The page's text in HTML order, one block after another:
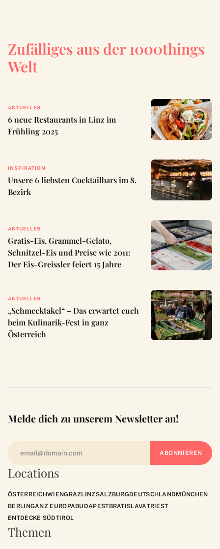
Zufälliges aus der 1000things
Welt
AKTUELLES
6 neue Restaurants in Linz im
Frühling 2025
INSPIRATION
Unsere 6 liebsten Cocktailbars im 8.
Bezirk
AKTUELLES
Gratis-Eis, Grammel-Gelato,
Schnitzel-Eis und Preise wie 2011:
Der Eis-Greissler feiert 15 Jahre
AKTUELLES
„Schmecktakel“ – Das erwartet euch
beim Kulinarik-Fest in ganz
Österreich
Locations
ÖSTERREICHWIENGRAZLINZSALZBURGDEUTSCHLANDMÜNCHEN
BERLINGANZ EUROPABUDAPESTBRATISLAVATRIEST
ENTDECKE SÜDTIROL
Themen
Melde dich zu unserem Newsletter an!